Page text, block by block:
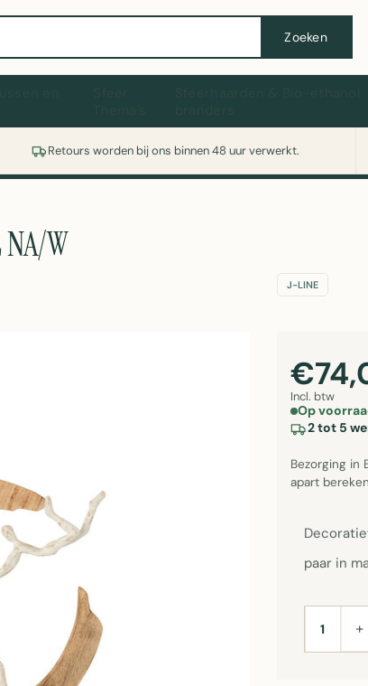
Zoeken
Retours worden bij ons binnen 48 uur verwerkt.
of koelkast nodig? Vergelijk alle prijzen op Witgoedaanbod.nl
W
J-LINE
Incl. btw
Op
2 tot 5
Bezorging in
apart
paar in
AANTAL+